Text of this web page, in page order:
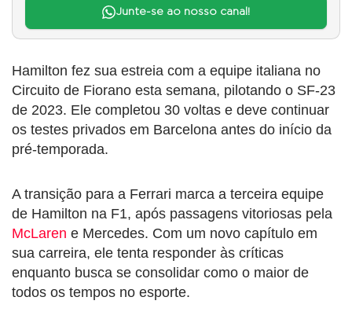
Junte-se ao nosso canal!
Hamilton fez sua estreia com a equipe italiana no
Circuito de Fiorano esta semana, pilotando o SF-23
de 2023. Ele completou 30 voltas e deve continuar
os testes privados em Barcelona antes do início da
pré-temporada.
A transição para a Ferrari marca a terceira equipe
de Hamilton na F1, após passagens vitoriosas pela
McLaren e Mercedes. Com um novo capítulo em
sua carreira, ele tenta responder às críticas
enquanto busca se consolidar como o maior de
todos os tempos no esporte.